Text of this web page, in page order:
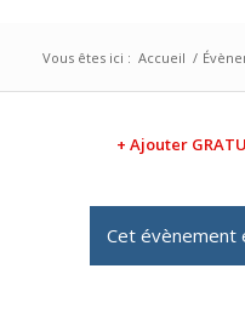
Vous êtes ici : Accueil /
+ Ajouter
Cet évènement